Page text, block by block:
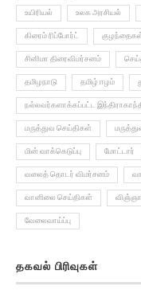
உயிரியல் உலக அரசியல்
கிரைம் ரிப்போர்ட்
சினிமா திரைவிமர்சனம்
தமிழநாடு தமிழ் ஈழம்
நல்லவர்களாக்கப்பட்ட
மருத்துவ செய்திகள்
மின் வாக்கெடுப்பு மோட்டார்
வலைத் தொடர் விமர்சனம்
வானிலை செய்திகள்
வேலைவாய்ப்பு
தகவல் பிரிவுகள்